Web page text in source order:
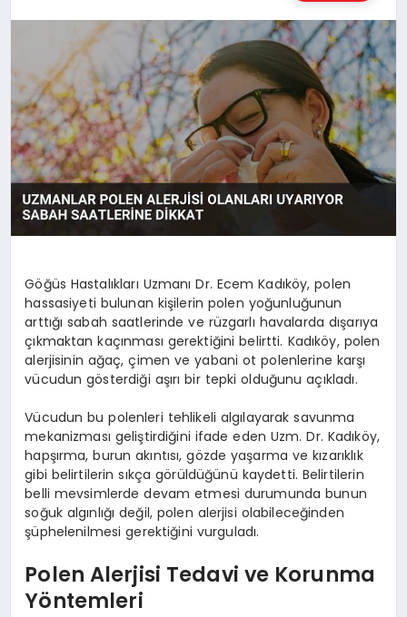
SPOR
TEKNOLOJI
Göğüs Hastalıkları Uzmanı Dr. Ecem Kadıköy, polen
hassasiyeti bulunan kişilerin polen yoğunluğunun
arttığı sabah saatlerinde ve rüzgarlı havalarda dışarıya
çıkmaktan kaçınması gerektiğini belirtti. Kadıköy, polen
alerjisinin ağaç, çimen ve yabani ot polenlerine karşı
vücudun gösterdiği aşırı bir tepki olduğunu açıkladı.
Vücudun bu polenleri tehlikeli algılayarak savunma
mekanizması geliştirdiğini ifade eden Uzm. Dr. Kadıköy,
hapşırma, burun akıntısı, gözde yaşarma ve kızarıklık
gibi belirtilerin sıkça görüldüğünü kaydetti. Belirtilerin
belli mevsimlerde devam etmesi durumunda bunun
soğuk algınlığı değil, polen alerjisi olabileceğinden
şüphelenilmesi gerektiğini vurguladı.
Polen Alerjisi Tedavi ve Korunma
Yöntemleri